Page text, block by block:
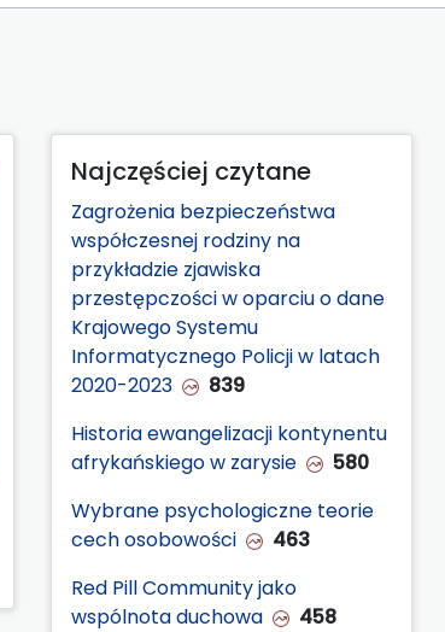
Najczęściej czytane
Zagrożenia bezpieczeństwa
współczesnej rodziny na
przykładzie zjawiska
przestępczości w oparciu o dane
Krajowego Systemu
Informatycznego Policji w latach
2020-2023
839
Historia ewangelizacji kontynentu
afrykańskiego w zarysie
580
Wybrane psychologiczne teorie
cech osobowości
463
Red Pill Community jako
wspólnota duchowa
458